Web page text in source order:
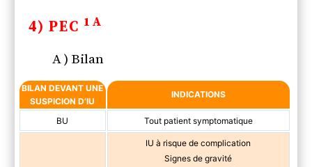
4) PEC 1A
A ) Bilan
BILAN DEVANT UNE
SUSPICION D’IU
INDICATIONS
BU Tout patient symptomatique
IU à risque de complication
Signes de gravité